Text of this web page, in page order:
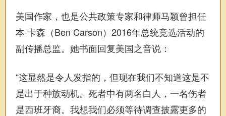
美国作家，也是公共政策专家和律师马颖曾担任
本·卡森（Ben Carson）2016年总统竞选活动的
副传播总监。她书面回复美国之音说：
“这显然是令人发指的，但现在我们不知道这是不
是出于种族动机。死者中有两名白人，一名伤者
是西班牙裔。我想我们必须等待调查披露更多的